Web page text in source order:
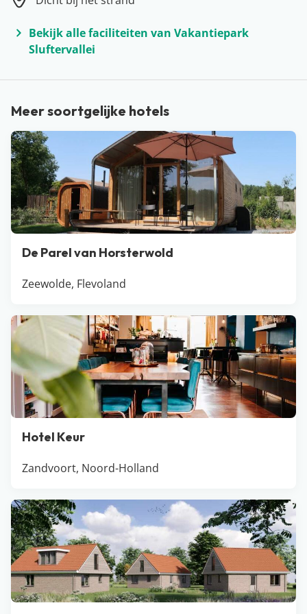
beginnen. Huur een fiets en ontdek de vele hotspots
zoals de beroemde vuurtoren, Nationaal Park Duinen
van Texel of Ecomare. ’s Avonds eten jullie een heerlijk
Bekijk alle faciliteiten van Vakantiepark
Sluftervallei
Meer soortgelijke hotels
De Parel van Horsterwold
Zeewolde, Flevoland
Hotel Keur
Zandvoort, Noord-Holland